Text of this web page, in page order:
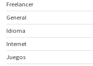
Freelancer
General
Idioma
Internet
Juegos